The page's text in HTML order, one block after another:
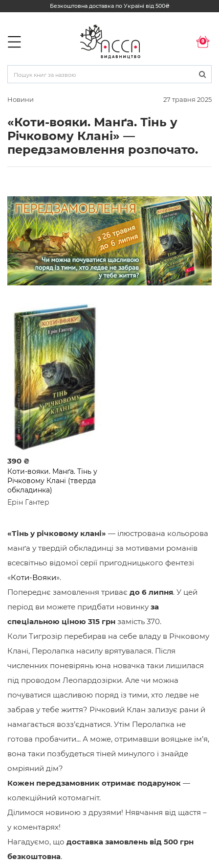
Безкоштовна доставка по Україні від 500₴
0
Новини 27 травня 2025
«Коти-вояки. Манґа. Тінь у
Річковому Клані» —
передзамовлення розпочато.
390 ₴
Коти-вояки. Манґа. Тінь у
Річковому Клані (тверда
обкладинка)
Ерін Гантер
«Тінь у річковому клані» — ілюстрована кольорова
манґа у твердій обкладинці за мотивами романів
всесвітньо відомої серії пригодницького фентезі
«Коти-Вояки».
Попереднє замовлення триває до 6 липня. У цей
період ви можете придбати новинку за
спеціальною ціною 315 грн замість 370.
Коли Тигрозір перебирав на себе владу в Річковому
Клані, Перолапка насилу врятувалася. Після
численних поневірянь юна новачка таки лишилася
під проводом Леопардозірки. Але чи можна
почуватися щасливою поряд із тими, хто ледве не
забрав у тебе життя? Річковий Клан зализує рани й
намагається возз’єднатися. Утім Перолапка не
готова пробачити... А може, отримавши вояцьке ім’я,
вона таки позбудеться тіней минулого і знайде
омріяний дім?
Кожен передзамовник отримає подарунок —
колекційний котомагніт.
Ділимося новиною з друзями! Нявчання від щастя –
у коментарях!
Нагадуємо, що доставка замовлень від 500 грн
безкоштовна.